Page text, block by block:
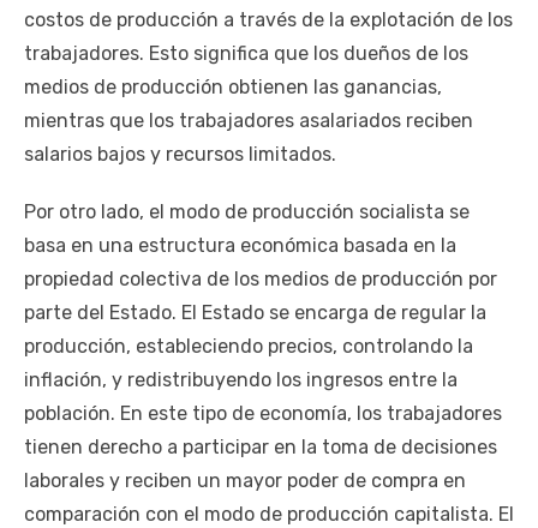
costos de producción a través de la explotación de los
trabajadores. Esto significa que los dueños de los
medios de producción obtienen las ganancias,
mientras que los trabajadores asalariados reciben
salarios bajos y recursos limitados.
Por otro lado, el modo de producción socialista se
basa en una estructura económica basada en la
propiedad colectiva de los medios de producción por
parte del Estado. El Estado se encarga de regular la
producción, estableciendo precios, controlando la
inflación, y redistribuyendo los ingresos entre la
población. En este tipo de economía, los trabajadores
tienen derecho a participar en la toma de decisiones
laborales y reciben un mayor poder de compra en
comparación con el modo de producción capitalista. El